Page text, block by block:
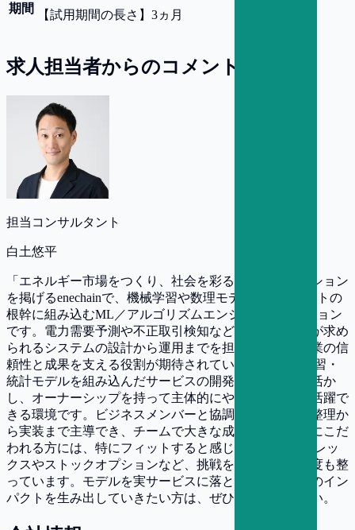
期間
【試用期間の長さ 】 3ヵ月
求人担当者からのコメント
担当コンサルタント
白土悠平
「エネルギー市場をつくり、社会を彩る」というミッション
を掲げるenechainで、機械学習や数理モデルをプロダクトの
根幹に組み込むML／アルゴリズムエンジニアのポジション
です。電力需要予測や不正取引検知など、高い可用性が求め
られるシステムの設計から運用までを担い、技術で事業の信
頼性と成果を支える役割が期待されています。 機械学習・
統計モデルを組み込んだサービスの開発・運用経験を活か
し、オーナーシップを持って主体的にやりきれる方が活躍で
きる環境です。ビジネスメンバーと協調しながら要件整理か
ら実装まで主導でき、チームで大きな成果を出すことにこだ
われる方には、特にフィットすると感じます。 フルフレッ
クスやストックオプションなど、挑戦を後押しする制度も整
っています。モデルを実サービスに落とし込み、事業のイン
パクトを生み出していきたい方は、ぜひご応募ください。